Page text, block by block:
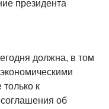
президента
должна, в том
только к
об